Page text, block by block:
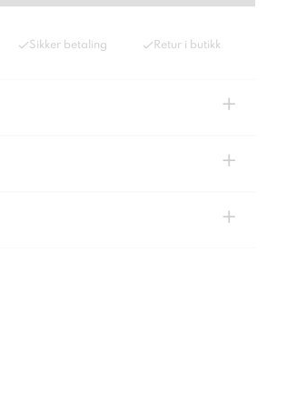
Sikker betaling Retur i butikk
+
+
+